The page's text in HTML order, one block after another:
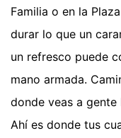
Familia o en la
durar lo que un
un refresco puede
mano armada.
donde veas a
Ahí es donde tus